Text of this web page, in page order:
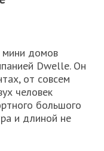
мини домов
Dwelle. Он
от совсем
человек
большого
и длиной не